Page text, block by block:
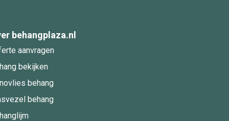
behangplaza.nl
aanvragen
bekijken
behang
behang